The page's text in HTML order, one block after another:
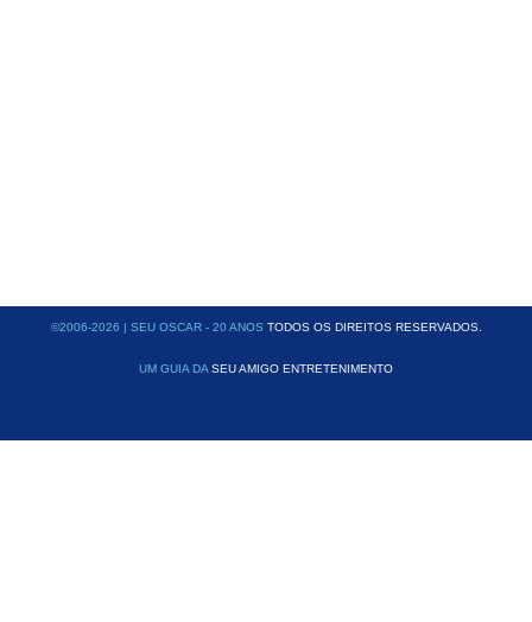
©2006-2026 | SEU OSCAR - 20 ANOS TODOS OS DIREITOS RESERVADOS.
UM GUIA DA SEU AMIGO ENTRETENIMENTO